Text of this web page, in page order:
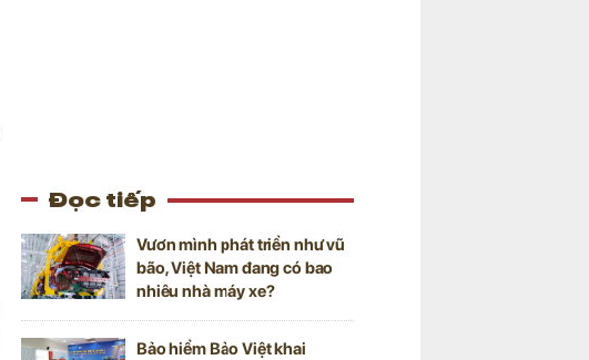
Đọc tiếp
Vươn mình phát triển như vũ
bão, Việt Nam đang có bao
nhiêu nhà máy xe?
Bảo hiểm Bảo Việt khai